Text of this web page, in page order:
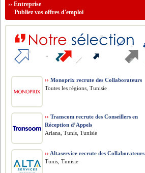
››Entreprise
Publiez vos offres d'emploi
›› Monoprix recrute des Collaborateurs
Toutes les régions, Tunisie
›› Transcom recrute des Conseillers en
Réception d’Appels
Ariana, Tunis, Tunisie
›› Altaservice recrute des Collaborateurs
Tunis, Tunisie